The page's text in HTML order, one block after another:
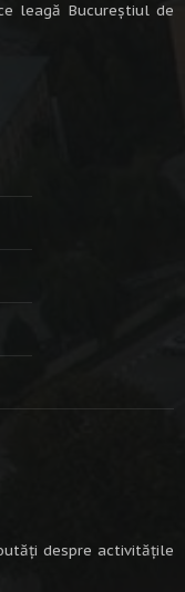
leagă Bucureştiul de
despre activitățile